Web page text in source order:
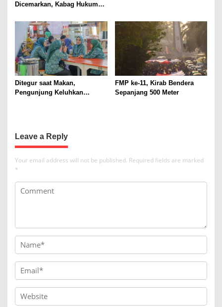
i
o
Dicemarkan, Kabag Hukum
Polisi dengan Pasal UU ITE
Ditegur saat Makan,
Pengunjung Keluhkan
FMP ke-11, Kirab Bendera
Sepanjang 500 Meter
Leave a Reply
Your email address will not be published. Required fields are marked
*